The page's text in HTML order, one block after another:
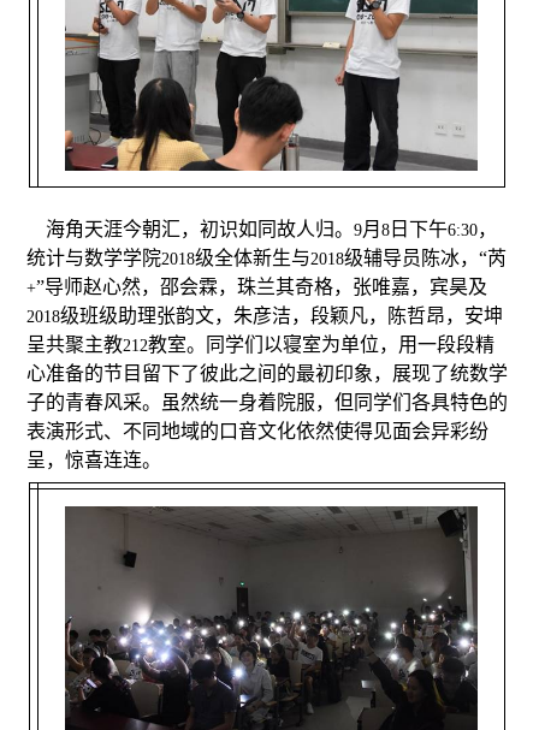
海角天涯今朝汇，初识如同故人归。 9月 8日下午6:30，
统计与数学学院2018级全体新生与2018级辅导员陈冰，“芮
+”导师赵心然，邵会霖，珠兰其奇格，张唯嘉，宾昊及
2018级班级助理张韵文，朱彦洁，段颖凡，陈哲昂，安坤
呈共聚主教212教室。同学们以寝室为单位，用一段段精
心准备的节目留下了彼此之间的最初印象，展现了统数学
子的青春风采。虽然统一身着院服，但同学们各具特色的
表演形式、不同地域的口音文化依然使得见面会异彩纷
呈，惊喜连连。